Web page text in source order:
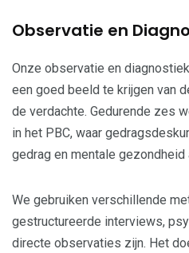
Observatie en
Onze observatie en
een goed beeld te krijgen van
de verdachte. Gedurende zes
in het PBC, waar
gedrag en mentale gezondheid
We gebruiken verschillende
gestructureerde interviews,
directe observaties zijn. Het